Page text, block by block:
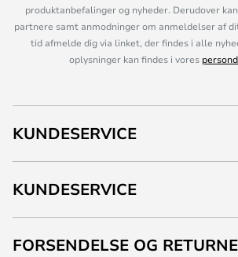
produktanbefalinger og nyheder. Derudover
partnere samt anmodninger om anmeldelser af
tid afmelde dig via linket, der findes i alle
oplysninger kan findes i vores
KUNDESERVICE
KUNDESERVICE
FORSENDELSE OG